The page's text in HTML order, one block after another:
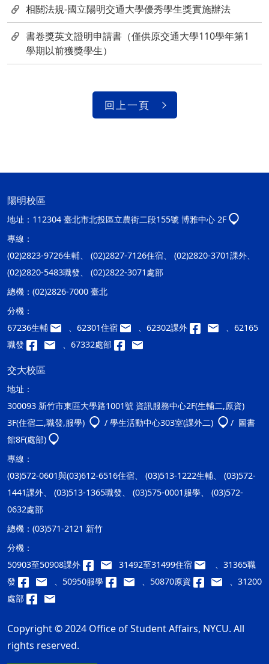
相關法規-國立陽明交通大學優秀學生獎實施辦法
書卷獎英文證明申請書（僅供原交通大學110學年第1
學期以前獲獎學生）
回上一頁
陽明校區
地址： 112304 臺北市北投區立農街二段155號 博雅中心 2F
專線：
(02)2823-9726生輔、 (02)2827-7126住宿、 (02)2820-3701課外、
(02)2820-5483職發、 (02)2822-3071處部
總機： (02)2826-7000 臺北
分機：
67236生輔
、62301住宿 、62302課外
、62165
職發
、67332處部
交大校區
地址：
300093 新竹市東區大學路1001號 資訊服務中心2F(生輔二,原資)
3F(住宿二,職發,服學)
/ 學生活動中心303室(課外二)
/ 圖書
館8F(處部)
專線：
(03)572-0601與(03)612-6516住宿、 (03)513-1222生輔、 (03)572-
1441課外、 (03)513-1365職發、 (03)575-0001服學、 (03)572-
0632處部
總機： (03)571-2121 新竹
分機：
50903至50908課外
31492至31499住宿
、31365職
發
、50950服學 、50870原資
、31200
處部
Copyright © 2024 Office of Student Affairs, NYCU. All
rights reserved.